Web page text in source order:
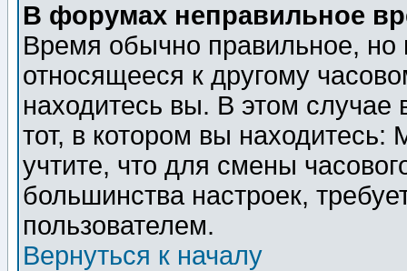
В форумах неправильное
Время обычно правильное,
относящееся к другому
находитесь вы. В этом
тот, в котором вы
учтите, что для смены
большинства настроек,
пользователем.
Вернуться к началу